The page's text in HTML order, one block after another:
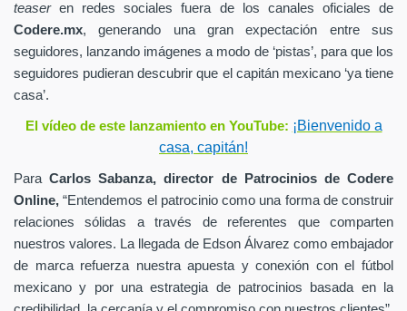
teaseren redes sociales fuera de los canales oficiales de
Codere.mx,
generando una gran expectación entre sus
seguidores, lanzando imágenes a modo de ‘pistas’, para que los
seguidores pudieran descubrir que el capitán mexicano ‘ya tiene
casa’.
El vídeo de este lanzamiento en YouTube: ¡Bienvenido a
casa, capitán!
ParaCarlos Sabanza, director de Patrocinios de Codere
Online, “Entendemos el patrocinio como una forma de construir
relaciones sólidas a través de referentes que comparten
nuestros valores. La llegada de Edson Álvarez como embajador
de marca refuerza nuestra apuesta y conexión con el fútbol
mexicano y por una estrategia de patrocinios basada en la